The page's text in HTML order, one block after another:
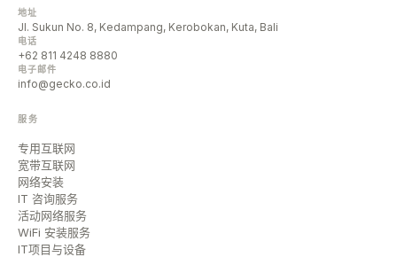
地址
Jl. Sukun No. 8, Kedampang, Kerobokan, Kuta, Bali
电话
+62 811 4248 8880
电子邮件
info@gecko.co.id
服务
专用互联网
宽带互联网
网络安装
IT 咨询服务
活动网络服务
WiFi 安装服务
IT项目与设备